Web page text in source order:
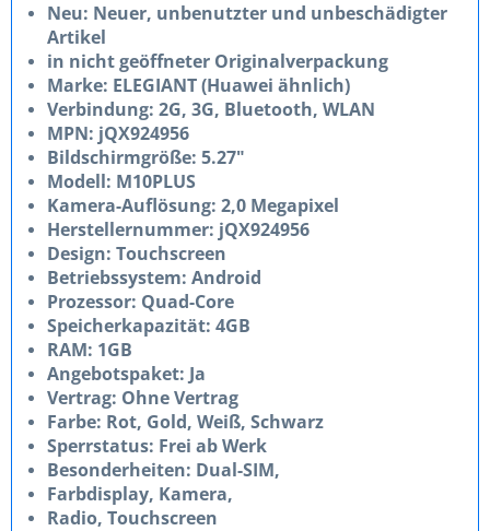
Neu: Neuer, unbenutzter und unbeschädigter
Artikel
in nicht geöffneter Originalverpackung
Marke: ELEGIANT (Huawei ähnlich)
Verbindung: 2G, 3G, Bluetooth, WLAN
MPN: jQX924956
Bildschirmgröße: 5.27"
Modell: M10PLUS
Kamera-Auflösung: 2,0 Megapixel
Herstellernummer: jQX924956
Design: Touchscreen
Betriebssystem: Android
Prozessor: Quad-Core
Speicherkapazität: 4GB
RAM: 1GB
Angebotspaket: Ja
Vertrag: Ohne Vertrag
Farbe: Rot, Gold, Weiß, Schwarz
Sperrstatus: Frei ab Werk
Besonderheiten: Dual-SIM,
Farbdisplay, Kamera,
Radio, Touchscreen